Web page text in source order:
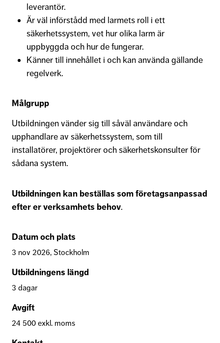
leverantör.
Är väl införstådd med larmets roll i ett
säkerhetssystem, vet hur olika larm är
uppbyggda och hur de fungerar.
Känner till innehållet i och kan använda gällande
regelverk.
Målgrupp
Utbildningen vänder sig till såväl användare och
upphandlare av säkerhetssystem, som till
installatörer, projektörer och säkerhetskonsulter för
sådana system.
Utbildningen kan beställas som företagsanpassad
efter er verksamhets behov.
Datum och plats
3 nov 2026, Stockholm
Utbildningens längd
3 dagar
Avgift
24 500 exkl. moms